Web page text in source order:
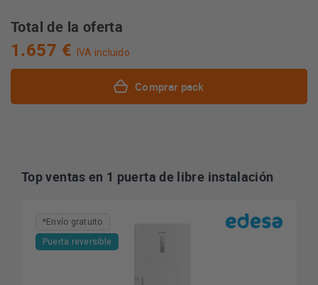
Total de la oferta
1.657 € IVA incluido
Comprar pack
Top ventas en 1 puerta de libre instalación
*Envío gratuito
Puerta reversible